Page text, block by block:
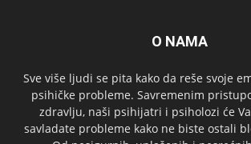
O NAMA
Sve više ljudi se pita kako da reše svoje
psihičke probleme. Savremenim
zdravlju, naši psihijatri i psiholozi će
savladate probleme kako ne biste ostali